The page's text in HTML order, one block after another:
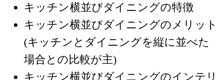
キッチン横並びダイニングの特徴
キッチン横並びダイニングのメリット
(キッチンとダイニングを縦に並べた
場合との比較が主)
キッチン横並びダイニングのインテリ